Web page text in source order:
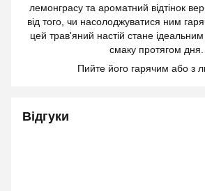
лемонграсу та ароматний відтінок
від того, чи насолоджуватися ним
цей трав'яний настій стане
смаку протягом дня.
Пийте його гарячим або з
Відгуки